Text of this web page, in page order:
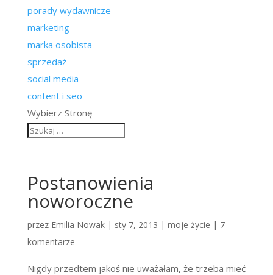
porady wydawnicze
marketing
marka osobista
sprzedaż
social media
content i seo
Wybierz Stronę
Postanowienia
noworoczne
przez Emilia Nowak| sty 7, 2013 | moje życie | 7
komentarze
Nigdy przedtem jakoś nie uważałam, że trzeba mieć